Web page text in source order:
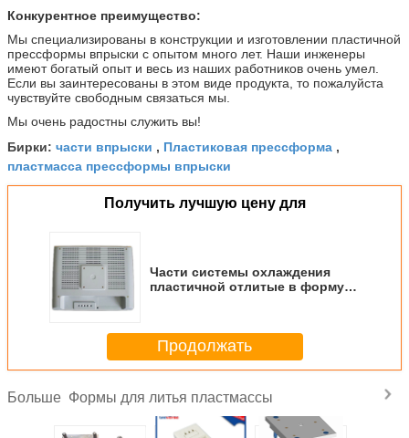
Конкурентное преимущество:
Мы специализированы в конструкции и изготовлении пластичной
прессформы впрыски с опытом много лет. Наши инженеры
имеют богатый опыт и весь из наших работников очень умел.
Если вы заинтересованы в этом виде продукта, то пожалуйста
чувствуйте свободным связаться мы.
Мы очень радостны служить вы!
Бирки: части впрыски , Пластиковая прессформа ,
пластмасса прессформы впрыски
Получить лучшую цену для
Части системы охлаждения
пластичной отлитые в форму
Продолжать
Больше Формы для литья пластмассы